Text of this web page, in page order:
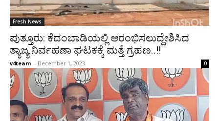
Fresh News
ಪುತ್ತೂರು: ಕೆದಂಬಾಡಿಯಲ್ಲಿ ಆರಂಭಿಸಲುದ್ದೇಶಿಸಿದ
ತ್ಯಾಜ್ಯ ನಿರ್ವಹಣಾ ಘಟಕಕ್ಕೆ ಮತ್ತೆ ಗ್ರಹಣ..!!
v4team - December 1, 2023 0